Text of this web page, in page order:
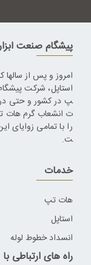
پیشگام صنعت
امروز و پس از
استاپل، شرکت
ت انشعاب گرم هات
را با تمامی زوایای
ت.
خدمات
هات تپ
استاپل
انسداد خطوط لوله
راه های ارتباطی